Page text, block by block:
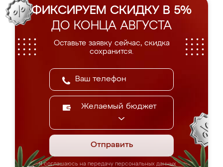
ФИКСИРУЕМ СКИДКУ В 5%
ДО КОНЦА АВГУСТА
Оставьте заявку сейчас, скидка
сохранится.
Желаемый бюджет
Отправить
Я соглашаюсь на передачу персональных данных